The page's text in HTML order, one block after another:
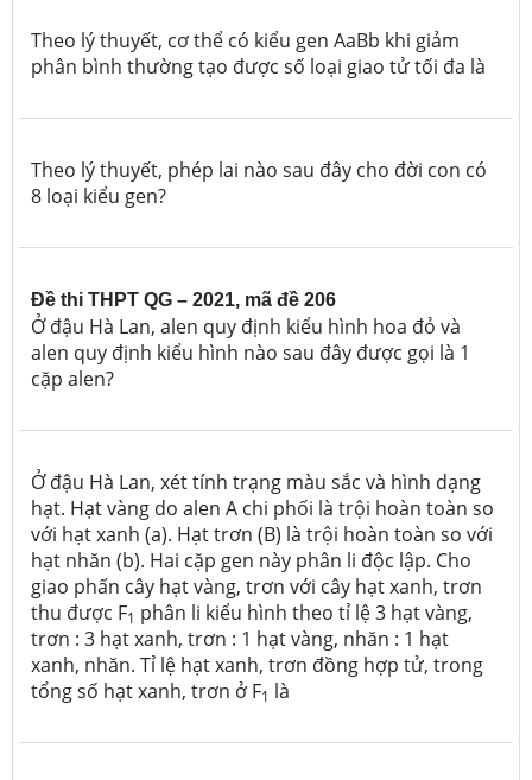
Theo lý thuyết, cơ thể có kiểu gen AaBb khi giảm
phân bình thường tạo được số loại giao tử tối đa là
Theo lý thuyết, phép lai nào sau đây cho đời con có
8 loại kiểu gen?
Đề thi THPT QG – 2021, mã đề 206
Ở đậu Hà Lan, alen quy định kiểu hình hoa đỏ và
alen quy định kiểu hình nào sau đây được gọi là 1
cặp alen?
Ở đậu Hà Lan, xét tính trạng màu sắc và hình dạng
hạt. Hạt vàng do alen A chi phối là trội hoàn toàn so
với hạt xanh (a). Hạt trơn (B) là trội hoàn toàn so với
hạt nhăn (b). Hai cặp gen này phân li độc lập. Cho
giao phấn cây hạt vàng, trơn với cây hạt xanh, trơn
thu được F1 phân li kiểu hình theo tỉ lệ 3 hạt vàng,
trơn : 3 hạt xanh, trơn : 1 hạt vàng, nhăn : 1 hạt
xanh, nhăn. Tỉ lệ hạt xanh, trơn đồng hợp tử, trong
tổng số hạt xanh, trơn ở F1 là